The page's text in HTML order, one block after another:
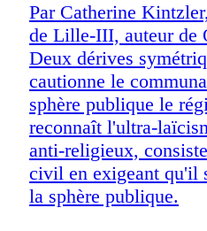
Par Catherine
de Lille-III, auteur de
Deux dérives
cautionne le
sphère publique le
reconnaît l'ultra-
anti-religieux,
civil en exigeant qu'il
la sphère publique.